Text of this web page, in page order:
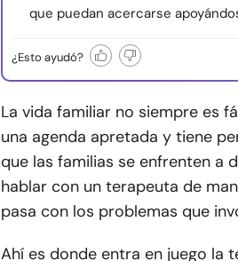
que puedan acercarse
¿Esto ayudó?
La vida familiar no siempre es
una agenda apretada y tiene
que las familias se enfrenten a
hablar con un terapeuta de
pasa con los problemas que
Ahí es donde entra en juego la